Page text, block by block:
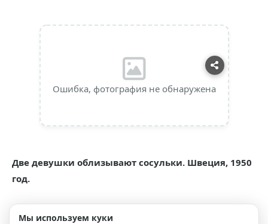
Ошибка, фотография не обнаружена
Две девушки облизывают сосульки. Швеция, 1950
год.
Мы используем куки